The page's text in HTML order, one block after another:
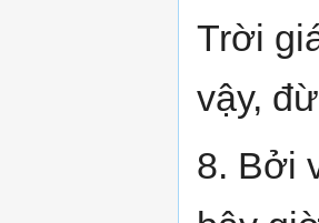
Trời
vậy,
8. Bởi